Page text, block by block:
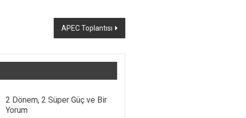
APEC Toplantısı
2 Dönem, 2 Süper Güç ve Bir
Yorum